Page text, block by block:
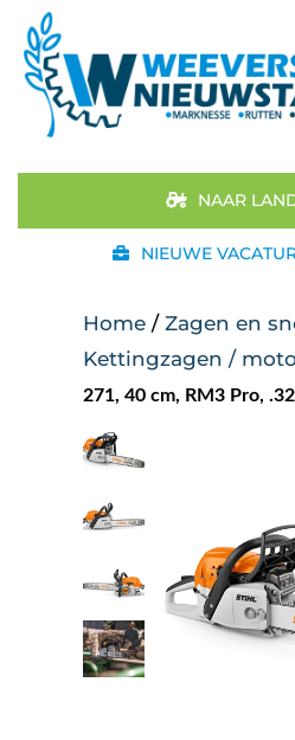
naar
inhoud
STIHL
Over
NAAR
NIEUWE
Home / Zagen en
Kettingzagen /
271, 40 cm, RM3 Pro,